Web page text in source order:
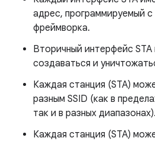
адрес, программируемый
фреймворка.
Вторичный интерфейс
создаваться и
Каждая станция (STA)
разным SSID (как в
так и в разных диапазонах).
Каждая станция (STA)